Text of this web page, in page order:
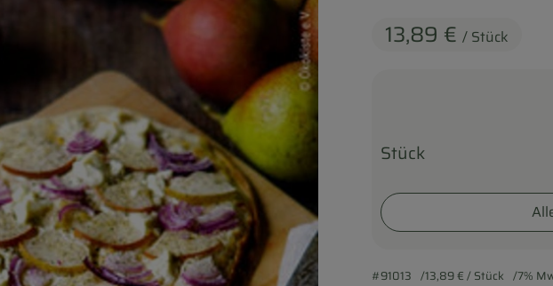
13,89 € / Stück
Stück
#91013 13,89 €/ Stück 7%